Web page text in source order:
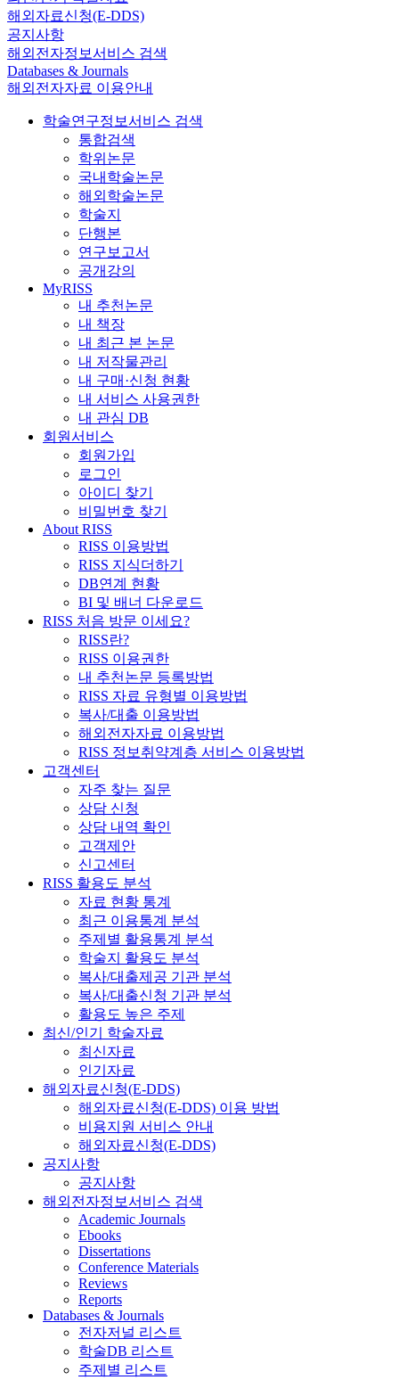
해외자료신청(E-DDS)
공지사항
해외전자정보서비스 검색
Databases & Journals
해외전자자료 이용안내
학술연구정보서비스 검색
통합검색
학위논문
국내학술논문
해외학술논문
학술지
단행본
연구보고서
공개강의
MyRISS
내 추천논문
내 책장
내 최근 본 논문
내 저작물관리
내 구매·신청 현황
내 서비스 사용권한
내 관심 DB
회원서비스
회원가입
로그인
아이디 찾기
비밀번호 찾기
About RISS
RISS 이용방법
RISS 지식더하기
DB연계 현황
BI 및 배너 다운로드
RISS 처음 방문 이세요?
RISS란?
RISS 이용권한
내 추천논문 등록방법
RISS 자료 유형별 이용방법
복사/대출 이용방법
해외전자자료 이용방법
RISS 정보취약계층 서비스 이용방법
고객센터
자주 찾는 질문
상담 신청
상담 내역 확인
고객제안
신고센터
RISS 활용도 분석
자료 현황 통계
최근 이용통계 분석
주제별 활용통계 분석
학술지 활용도 분석
복사/대출제공 기관 분석
복사/대출신청 기관 분석
활용도 높은 주제
최신/인기 학술자료
최신자료
인기자료
해외자료신청(E-DDS)
해외자료신청(E-DDS) 이용 방법
비용지원 서비스 안내
해외자료신청(E-DDS)
공지사항
공지사항
해외전자정보서비스 검색
Academic Journals
Ebooks
Dissertations
Conference Materials
Reviews
Reports
Databases & Journals
전자저널 리스트
학술DB 리스트
주제별 리스트